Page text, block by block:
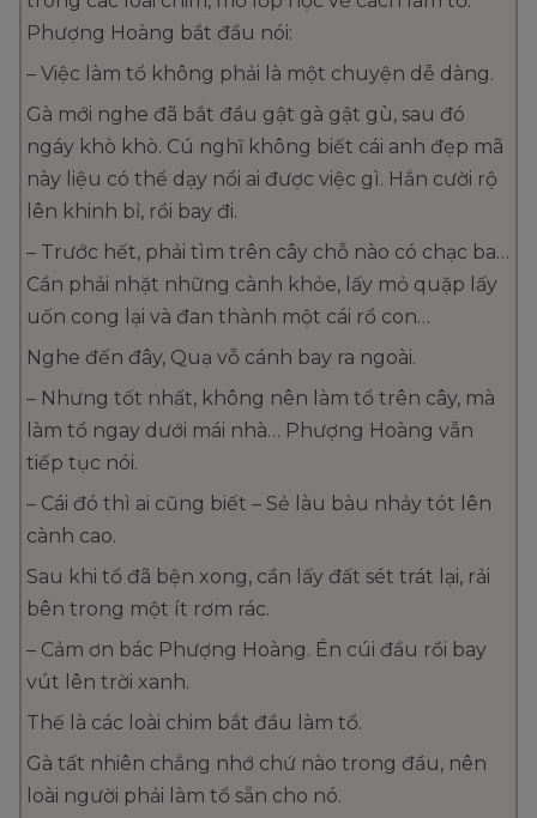
Phượng Hoàng bắt đầu nói:
– Việc làm tổ không phải là một chuyện dễ dàng.
Gà mới nghe đã bắt đầu gật gà gật gù, sau đó
ngáy khò khò. Cú nghĩ không biết cái anh đẹp mã
này liệu có thể dạy nổi ai được việc gì. Hắn cười rộ
lên khinh bỉ, rồi bay đi.
– Trước hết, phải tìm trên cây chỗ nào có chạc ba…
Cần phải nhặt những cành khỏe, lấy mỏ quặp lấy
uốn cong lại và đan thành một cái rổ con…
Nghe đến đây, Quạ vỗ cánh bay ra ngoài.
– Nhưng tốt nhất, không nên làm tổ trên cây, mà
làm tổ ngay dưới mái nhà… Phượng Hoàng vẫn
tiếp tục nói.
– Cái đó thì ai cũng biết – Sẻ làu bàu nhảy tót lên
cành cao.
Sau khi tổ đã bện xong, cần lấy đất sét trát lại, rải
bên trong một ít rơm rác.
– Cảm ơn bác Phượng Hoàng. Én cúi đầu rồi bay
vút lên trời xanh.
Thế là các loài chim bắt đầu làm tổ.
Gà tất nhiên chẳng nhớ chứ nào trong đầu, nên
loài người phải làm tổ sẵn cho nó.